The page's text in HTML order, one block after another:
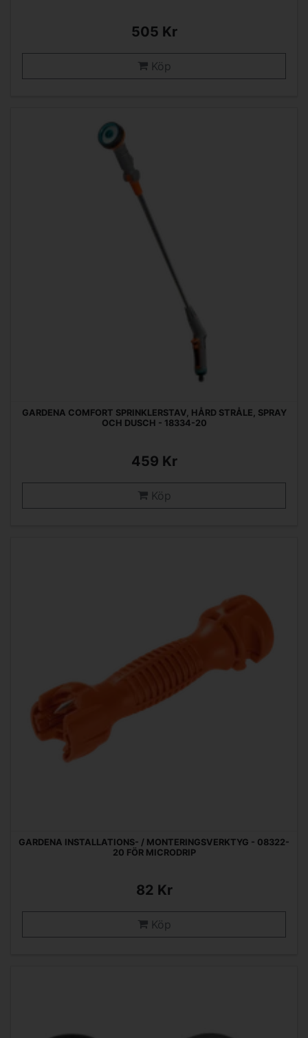
505 Kr
Köp
GARDENA COMFORT SPRINKLERSTAV, HÅRD STRÅLE, SPRAY
OCH DUSCH - 18334-20
459 Kr
Köp
GARDENA INSTALLATIONS- / MONTERINGSVERKTYG - 08322-
20 FÖR MICRODRIP
82 Kr
Köp